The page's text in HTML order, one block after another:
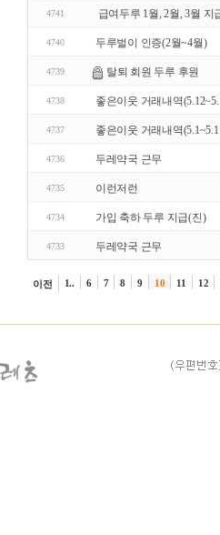
4741 급여두루 1월, 2월, 3월 지
4740 두루벌이 인증(2월~4월)
4739 탈퇴 회원 두루 후원
4738 좋은이웃 거래내역
4737 좋은이웃 거래내역
4736 두레약국 근무
4735 이런저런
4734 가입 축하 두루 지급(진)
4733 두레약국 근무
이전 1.. 6 7 8 9 10 11 12